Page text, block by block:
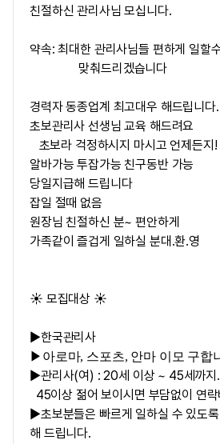
친절하신 관리사님 모십니다.
약속: 최대한 관리사님들 편하게 일할
맞춰드리겠습니다
경력자 동종업계 최고대우 해드립니다.
초보관리사 선생님 교육 해드려요
초보라 걱정하시지 마시고 언제든지
알바가능 투잡가능 친구동반 가능
당일지급해 드립니다
잡일 절때 없음
원장님 친절하신 분~ 편안하게
가족같이 즐겁게 일하실 분대.환.영
☀️ 모집대상 ☀️
▶한국관리사
▶아로마, 스포츠, 안마 이모 구합
▶관리사(여) : 20세 이상 ~ 45세까지.
45이상 젊어 보이시면 부담없이 연
▶초보분들은 빠르게 일하실 수 있도
해 드립니다.